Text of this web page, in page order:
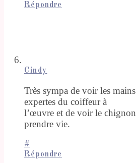
Répondre
Cindy
Très sympa de voir les mains
expertes du coiffeur à
l’œuvre et de voir le chignon
prendre vie.
#
Répondre